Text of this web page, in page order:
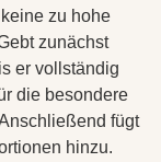
zu hohe
zunächst
er vollständig
die besondere
fügt
hinzu.